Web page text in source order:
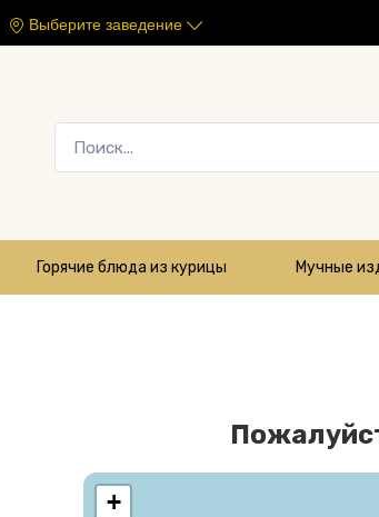
Выберите заведение
Горячие блюда из курицы Мучные
+